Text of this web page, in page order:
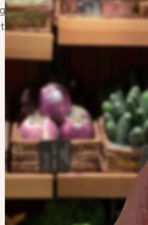
toe,
in.